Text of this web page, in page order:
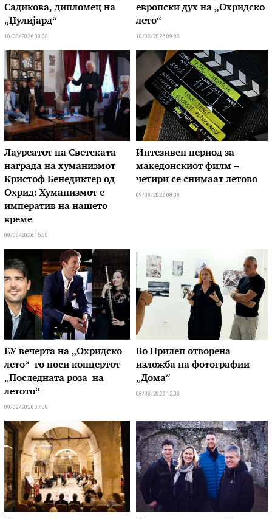
Садикова, дипломец на
„Џулијард“
10/08/2026 09:08
европски дух на „Охридско
лето“
10/08/2026 09:08
Лауреатот на Светската
награда на хуманизмот
Кристоф Бенедиктер од
Охрид: Хуманизмот е
императив на нашето
време
09/08/2026 15:08
Интезивен период за
македонскиот филм –
четири се снимаат летово
09/08/2026 08:08
ЕУ вечерта на „Охридско
лето“ го носи концертот
„Последната роза на
летото“
09/08/2026 07:08
Во Прилеп отворена
изложба на фотографии
„Дома“
08/08/2026 12:08